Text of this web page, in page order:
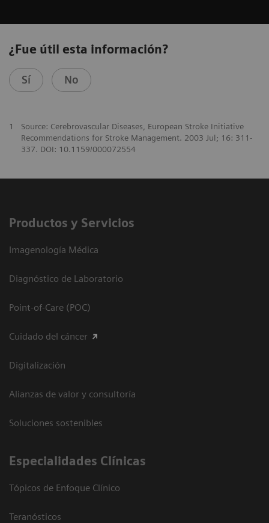
¿Fue útil esta información?
Sí No
1
Source: Cerebrovascular Diseases, European Stroke Initiative
Recommendations for Stroke Management. 2003 Jul; 16: 311-
337. DOI: 10.1159/000072554
Productos y Servicios
Imagenología Médica
Diagnóstico de Laboratorio
Point-of-Care (POC)
Cuidado del cáncer
Digitalización
Alianzas de valor y consultoría
Soluciones sostenibles
Especialidades Clínicas
Tópicos de Enfoque Clínico
Teranósticos